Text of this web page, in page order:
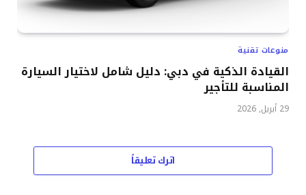
منوعات تقنية
القيادة الذكية في دبي: دليل شامل لاختيار السيارة
المناسبة للتأجير
29 أبريل, 2026
اترك تعليقاً